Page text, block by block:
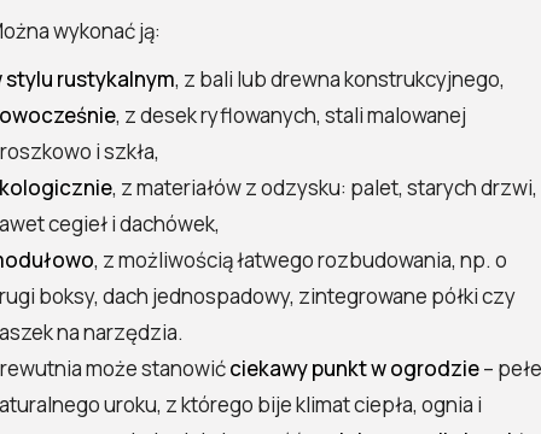
wykonać ją:
stylu rustykalnym, z bali lub drewna konstrukcyjnego,
, z desek ryflowanych, stali malowanej
i szkła,
, z materiałów z odzysku: palet, starych drzwi,
cegieł i dachówek,
, z możliwością łatwego rozbudowania, np. o
boksy, dach jednospadowy, zintegrowane półki czy
na narzędzia.
może stanowićciekawy punkt w ogrodzie–
uroku, z którego bije klimat ciepła, ognia i